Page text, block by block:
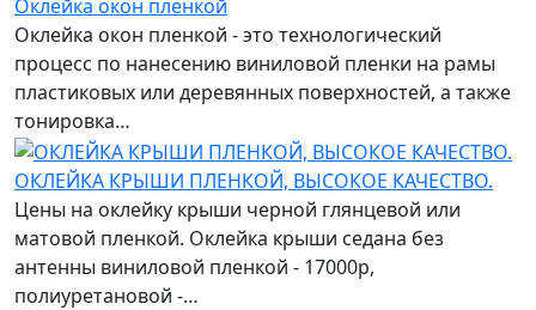
Оклейка окон пленкой
Оклейка окон пленкой - это технологический
процесс по нанесению виниловой пленки на рамы
пластиковых или деревянных поверхностей, а также
тонировка…
ОКЛЕЙКА КРЫШИ ПЛЕНКОЙ, ВЫСОКОЕ КАЧЕСТВО.
Цены на оклейку крыши черной глянцевой или
матовой пленкой. Оклейка крыши седана без
антенны виниловой пленкой - 17000р,
полиуретановой -…